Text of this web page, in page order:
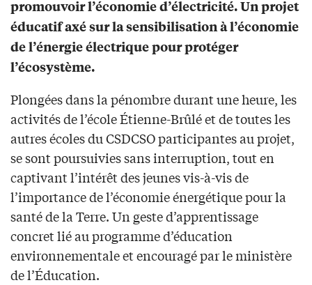
promouvoir l’économie d’électricité. Un projet
éducatif axé sur la sensibilisation à l’économie
de l’énergie électrique pour protéger
l’écosystème.
Plongées dans la pénombre durant une heure, les
activités de l’école Étienne-Brûlé et de toutes les
autres écoles du CSDCSO participantes au projet,
se sont poursuivies sans interruption, tout en
captivant l’intérêt des jeunes vis-à-vis de
l’importance de l’économie énergétique pour la
santé de la Terre. Un geste d’apprentissage
concret lié au programme d’éducation
environnementale et encouragé par le ministère
de l’Éducation.